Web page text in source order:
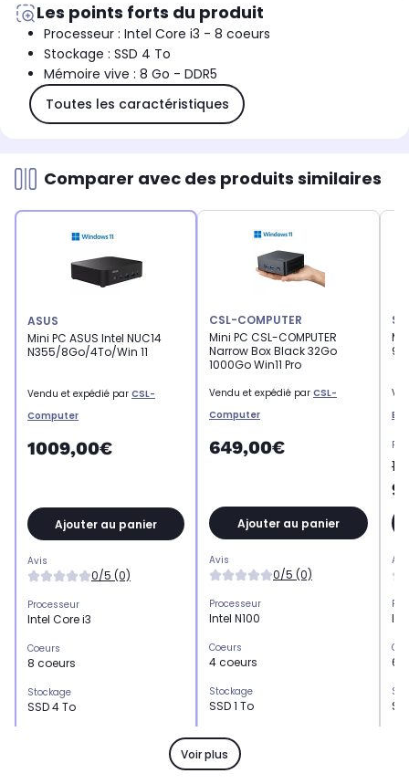
Les points forts du produit
Processeur : Intel Core i3 - 8 coeurs
Stockage : SSD 4 To
Mémoire vive : 8 Go - DDR5
Toutes les caractéristiques
Comparer avec des produits similaires
ASUS
Mini PC ASUS Intel NUC14
N355/8Go/4To/Win 11
Vendu et expédié par CSL-
Computer
1009,00€
Ajouter au panier
Avis
0/5 (0)
Processeur
Intel Core i3
Coeurs
8 coeurs
Stockage
SSD 4 To
CSL-COMPUTER
Mini PC CSL-COMPUTER
Narrow Box Black 32Go
1000Go Win11 Pro
Vendu et expédié par CSL-
Computer
649,00€
Ajouter au panier
Avis
0/5 (0)
Processeur
Intel N100
Coeurs
4 coeurs
Stockage
SSD 1 To
Mémoire vive
32 Go
6
Voir plus